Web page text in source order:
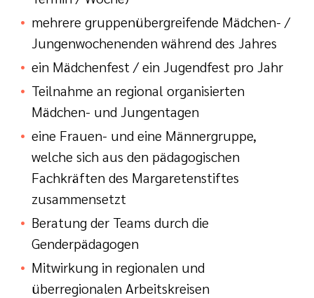
mehrere gruppenübergreifende Mädchen- /
Jungenwochenenden während des Jahres
ein Mädchenfest / ein Jugendfest pro Jahr
Teilnahme an regional organisierten
Mädchen- und Jungentagen
eine Frauen- und eine Männergruppe,
welche sich aus den pädagogischen
Fachkräften des Margaretenstiftes
zusammensetzt
Beratung der Teams durch die
Genderpädagogen
Mitwirkung in regionalen und
überregionalen Arbeitskreisen